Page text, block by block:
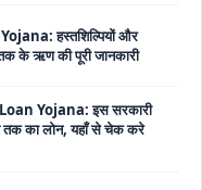
Yojana: इस सरकारी
स्कीम से महिलाओं को